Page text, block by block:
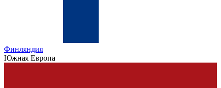
Финляндия
Южная Европа